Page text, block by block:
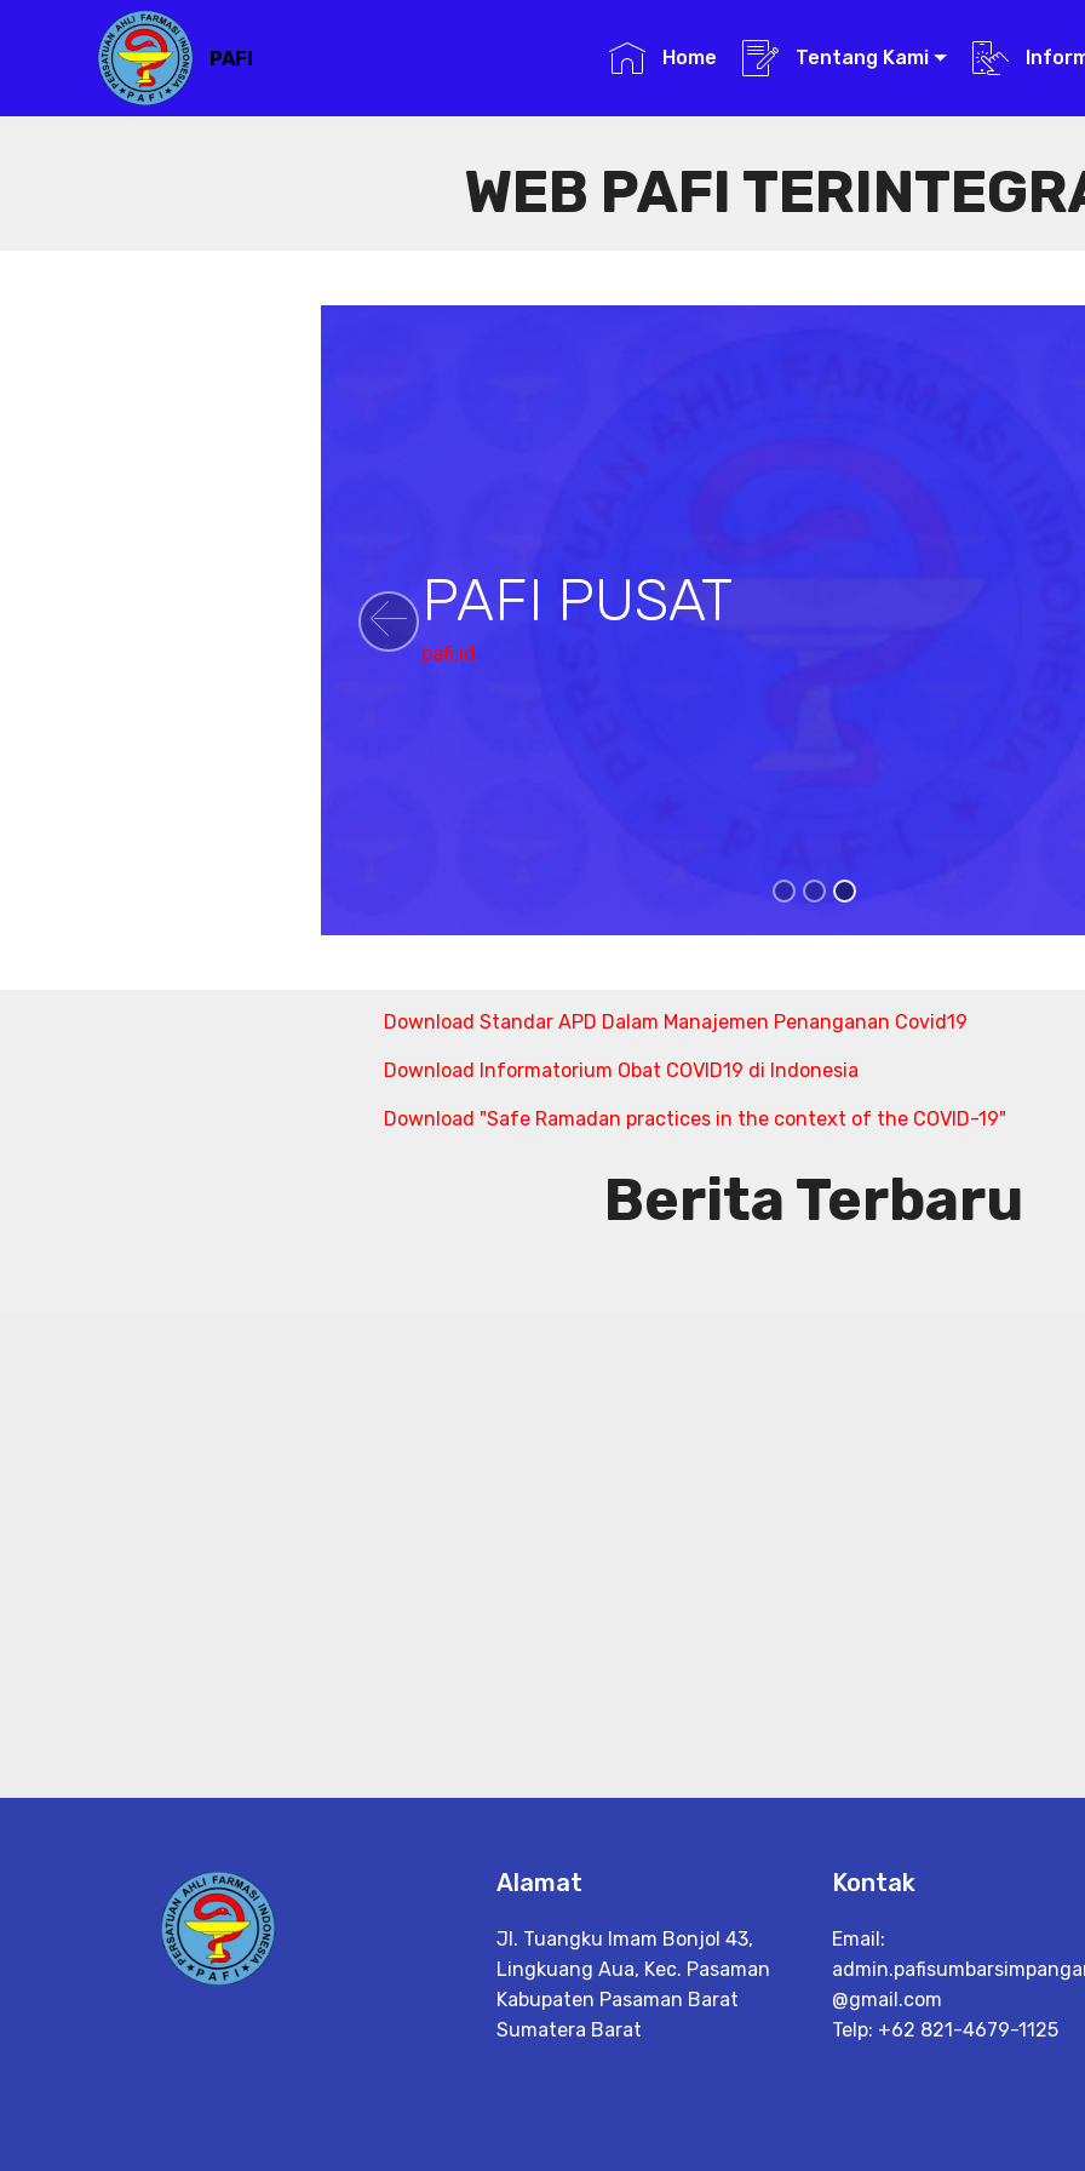
PAFI Home Tentang Kami
WEB PAFI
PAFI PUSAT
pafi.id
Previous
Download Standar APD Dalam Manajemen Penanganan Covid19
Download Informatorium Obat COVID19 di Indonesia
Download "Safe Ramadan practices in the context of the COVID-19"
Berita Terbaru
Alamat
Jl. Tuangku Imam Bonjol 43,
Lingkuang Aua, Kec. Pasaman
Kabupaten Pasaman Barat
Sumatera Barat
Kontak
Email:
@gmail.com
Telp: +62 821-4679-1125